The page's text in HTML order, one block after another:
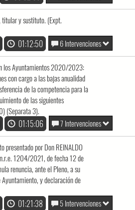
titular y sustituto. (Expt.
01:12:50 6 Intervenciones
los Ayuntamientos 2020/2023:
con cargo a las bajas anualidad
de la competencia para la
de las siguientes
(Separata 3).
01:15:06 7 Intervenciones
presentado por Don REINALDO
n.r.e. 1204/2021, de fecha 12 de
renuncia, ante el Pleno, a su
y declaración de
01:21:38 5 Intervenciones